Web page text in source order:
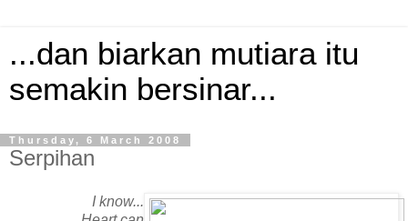
...dan biarkan mutiara itu
semakin bersinar...
Thursday, 6 March 2008
Serpihan
I know...